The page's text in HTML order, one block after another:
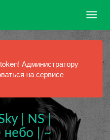
Администратору
на сервисе
| NS |
небо | ~